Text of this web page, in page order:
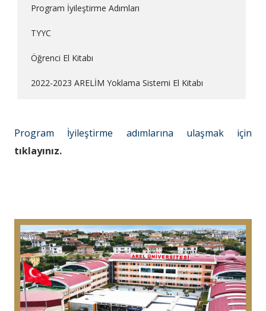
Program İyileştirme Adımları
TYYC
Öğrenci El Kitabı
2022-2023 ARELİM Yoklama Sistemi El Kitabı
Program İyileştirme adımlarına ulaşmak için
tıklayınız.